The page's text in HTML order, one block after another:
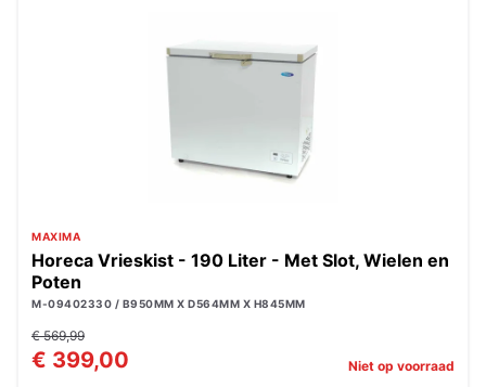
MAXIMA
Horeca Vrieskist - 190 Liter - Met Slot, Wielen en
Poten
M-09402330 / B950MM X D564MM X H845MM
€ 569,99
€ 399,00 Niet op voorraad